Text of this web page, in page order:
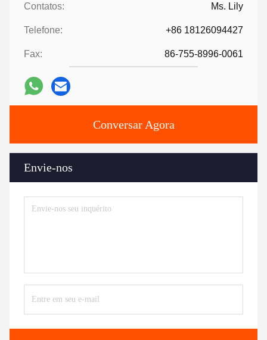
Contatos: Ms. Lily
Telefone: +86 18126094427
Fax: 86-755-8996-0061
Conversar Agora
Envie-nos